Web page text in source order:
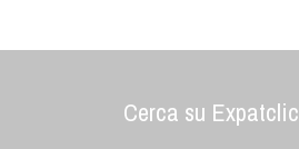
Cerca su Expatclic